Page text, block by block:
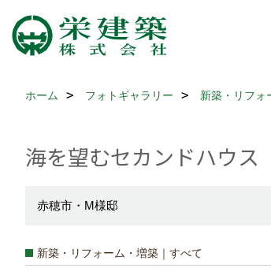
ホーム フォトギャラリー 新築・リフォ
海を望むセカンドハウス
赤穂市・M様邸
新築・リフォーム・増築｜すべて